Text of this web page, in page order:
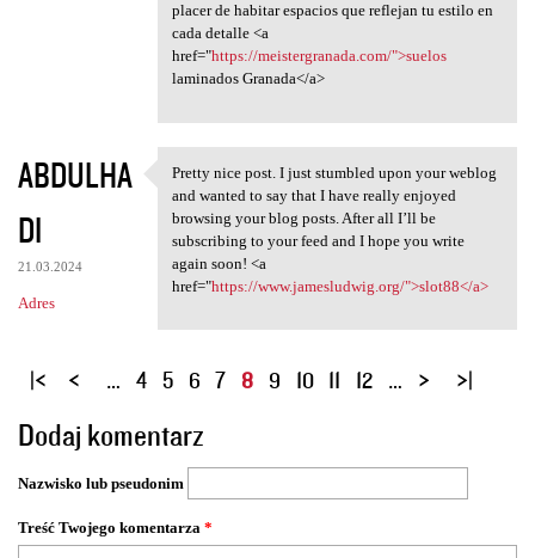
placer de habitar espacios que reflejan tu estilo en
cada detalle <a
href="https://meistergranada.com/">suelos
laminados Granada</a>
ABDULHA
DI
21.03.2024
Adres
Pretty nice post. I just
Pretty nice post. I just stumbled upon your weblog
and wanted to say that I have really enjoyed
browsing your blog posts. After all I’ll be
subscribing to your feed and I hope you write
again soon! <a
href="https://www.jamesludwig.org/">slot88</a>
S
r
o
y
… 4 5 6 7 8 9 10 11 12 …
Dodaj komentarz
Nazwisko lub pseudonim
Treść Twojego komentarza *